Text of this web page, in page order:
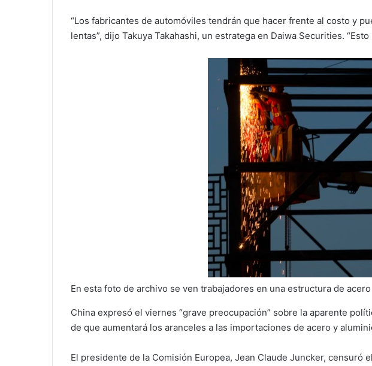
“Los fabricantes de automóviles tendrán que hacer frente al costo y
lentas”, dijo Takuya Takahashi, un estratega en Daiwa Securities.
En esta foto de archivo se ven trabajadores en una estructura de
China expresó el viernes “grave preocupación” sobre la aparente
de que aumentará los aranceles a las importaciones de acero y
El presidente de la Comisión Europea, Jean Claude Juncker,